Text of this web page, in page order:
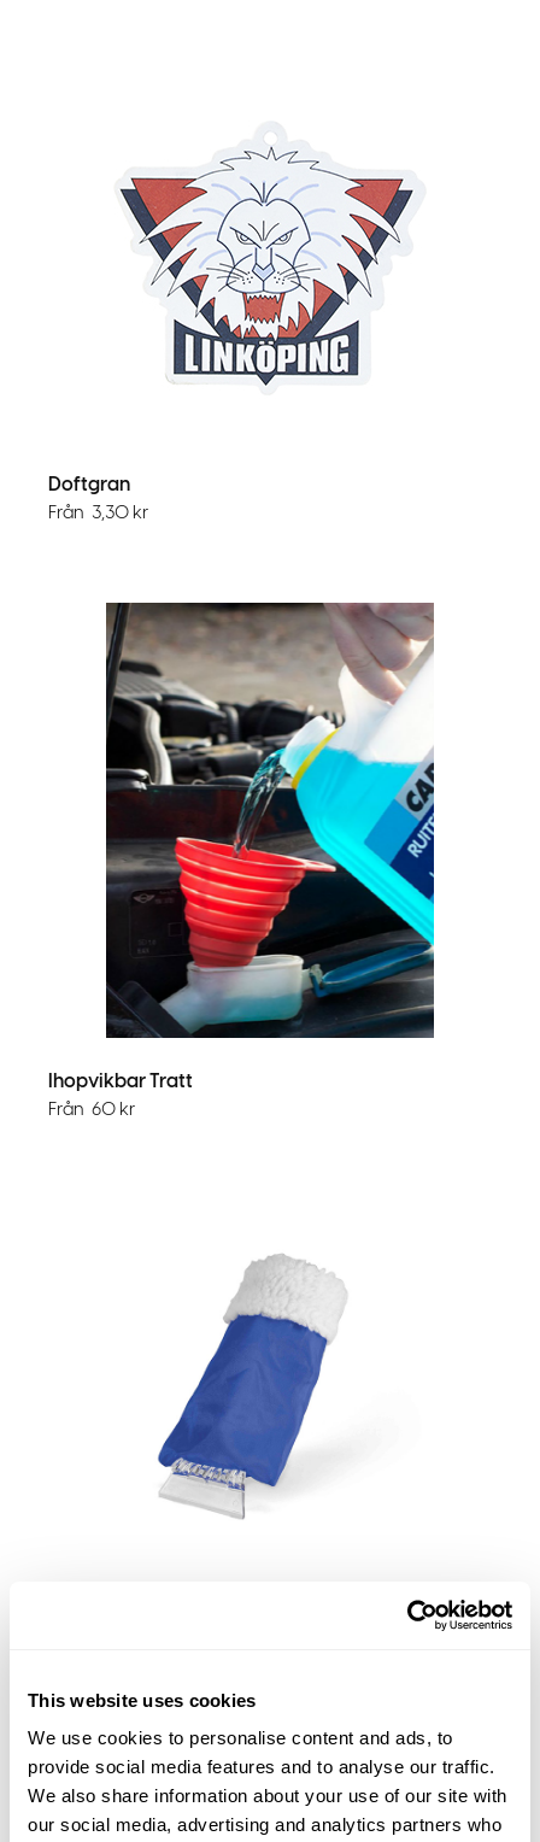
This website uses cookies
We use cookies to personalise content and ads, to
provide social media features and to analyse our traffic.
We also share information about your use of our site with
our social media, advertising and analytics partners who
Doftgran
Från 3,30 kr
Ihopvikbar Tratt
Från 60 kr